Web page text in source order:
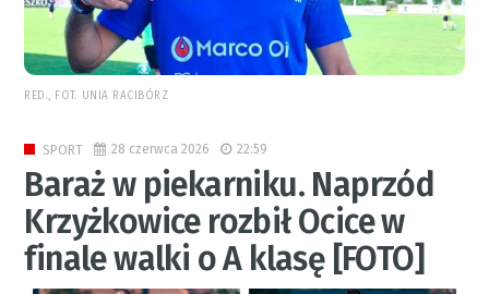
RED., FOT. UNIA RACIBÓRZ
SPORT 28 czerwca 2026 22:59
Baraż w piekarniku. Naprzód
Krzyżkowice rozbił Ocice w
finale walki o A klasę [FOTO]